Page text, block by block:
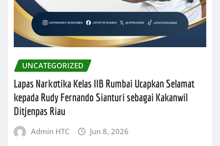
UNCATEGORIZED
Lapas Narkotika Kelas IIB Rumbai Ucapkan Selamat
kepada Rudy Fernando Sianturi sebagai Kakanwil
Ditjenpas Riau
Admin HTC Jun 8, 2026